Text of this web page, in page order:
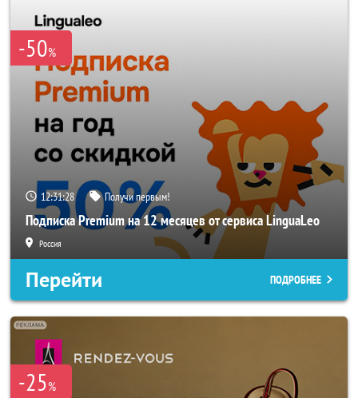
-50%
12:31:26 Получи первым!
Подписка Premium на 12 месяцев от сервиса LinguaLeo
Россия
Перейти ПОДРОБНЕЕ
-25%